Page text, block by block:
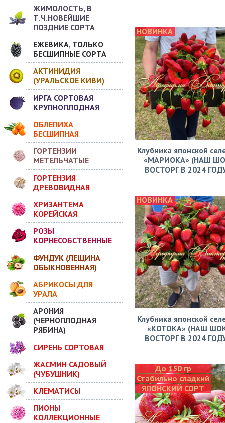
ЖИМОЛОСТЬ, В
Т.Ч.НОВЕЙШИЕ
ПОЗДНИЕ СОРТА
ЕЖЕВИКА, ТОЛЬКО
БЕСШИПНЫЕ СОРТА
АКТИНИДИЯ
(УРАЛЬСКОЕ КИВИ)
ИРГА СОРТОВАЯ
КРУПНОПЛОДНАЯ
ОБЛЕПИХА
БЕСШИПНАЯ
ГОРТЕНЗИИ
МЕТЕЛЬЧАТЫЕ
ГОРТЕНЗИЯ
ДРЕВОВИДНАЯ
ХРИЗАНТЕМА
КОРЕЙСКАЯ
РОЗЫ
КОРНЕСОБСТВЕННЫЕ
ФУНДУК (ЛЕЩИНА
ОБЫКНОВЕННАЯ)
АБРИКОСЫ ДЛЯ
УРАЛА
АРОНИЯ
(ЧЕРНОПЛОДНАЯ
РЯБИНА)
СИРЕНЬ СОРТОВАЯ
ЖАСМИН САДОВЫЙ
(ЧУБУШНИК)
КЛЕМАТИСЫ
ПИОНЫ
КОЛЛЕКЦИОННЫЕ
НОВИНКА
Клубника японской
«МАРИОКА» (НАШ
ВОСТОРГ В 2024
НОВИНКА
Клубника японской
«КОТОКА» (НАШ
ВОСТОРГ В 2024
До 150 гр
Стабильно сладкий
ЯПОНСКИЙ СОРТ